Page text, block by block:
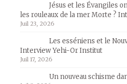
Jésus et les Évangiles
les rouleaux de la mer Morte ?
Juil 23, 2026
Les esséniens et le
Interview Yehi-Or Institut
Juil 17, 2026
Un nouveau schisme